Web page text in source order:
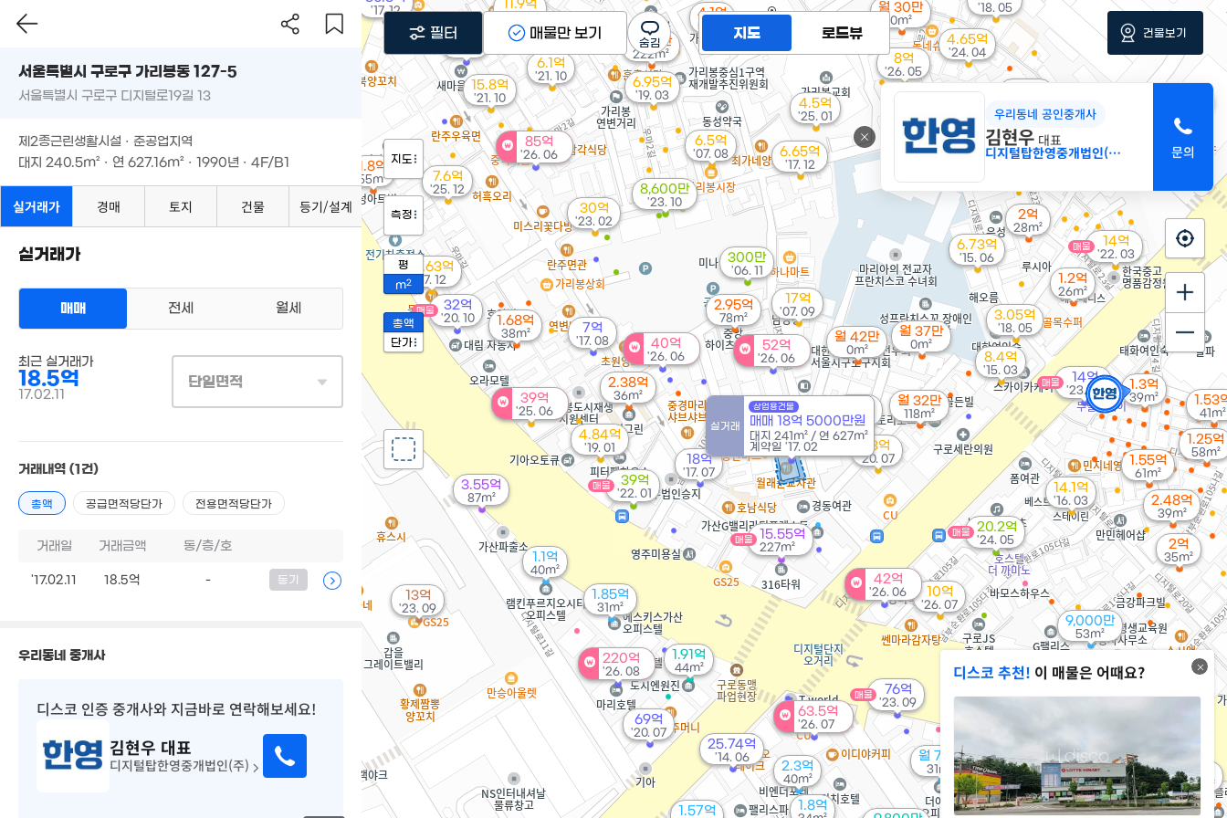
220억
'26. 08
15.55억
227m²
매물
1.1억
40m²
1.91억
44m²
월 76만
31m²
32m²
매물
32억
'20. 10
매물
63.5억
'26. 07
39억
'22. 01
매물
1.25억
58m²
2.38억
36m²
10억
'26. 07
52억
'26. 06
14억
'22. 03
매물
85억
'26. 06
42억
'26. 06
월 42만
0m²
76억
'23. 09
매물
40억
'26. 06
월 10만
222m²
20.2억
'24. 05
매물
8억
'26. 05
9,000만
53m²
월 30만
0m²
월 37만
0m²
4억
35m²
1.68억
38m²
52m²
10.1억
1.8억
4.1억
56m²
7.6억
'25. 12
1.53
41m²
1.55억
61m²
1.2억
26m²
1.57억
2억
35m²
14억
'23. 04
매물 1.3억
39m²
11.9억
39억
'25. 06
2.89억
32m²
2.3억
40m²
4.5억
'25. 01
월 32만
118m²
1억
4.65억
'24. 04
4.54억
'24. 04
8,600만
'23. 10
13억
'23. 09
1.85억
31m²
30억
'23. 02
1.8억
55m²
6.1억
'21. 10
2억
28m²
15.8억
'21. 10
2.48억
39m²
2.95억
78m²
69억
'20. 07
13억
'20. 07
3.55억
87m²
6.95억
'19. 03
4.84억
'19. 01
8.5억
182m²
3.05억
'18. 05
'18. 05
6.65억
'17. 12
15.63억
'17. 12
'17. 12
7억
'17. 08
18억
'17. 07
실거래
상업용건물
매매 18억 5000만원
대지 241m² / 연 627m²
계약일 '17. 02
25억
'16. 07
14.1억
'16. 03
6.73억
'15. 06
8.4억
'15. 03
25.74억
'14. 06
17억
'07. 09
6.5억
'07. 08
300만
'06. 11
디스코 추천! 이 매물은 어때요?
우리동네 공인중개사
김현우 대표
디지털탑한영중개법인(주)
지도 로드뷰
지도
측정
평
m2
총액
단가
필터 매물만 보기 건물보기
서울특별시 구로구 가리봉동 127-5
서울특별시 구로구 디지털로19길 13
제2종근린생활시설 · 준공업지역
대지 240.5m² · 연 627.16m² · 1990년 · 4F/B1
실거래가 경매 토지 건물 등기/설계
실거래가
매매 전세 월세
최근 실거래가
18.5억
17.02.11
단일면적
거래내역 (1건)
총액 공급면적당단가 전용면적당단가
거래일 거래금액 동/층/호
'17.02.11 18.5억 - 등기
우리동네 중개사
디스코 인증 중개사와 지금바로 연락해보세요!
김현우 대표
디지털탑한영중개법인(주)